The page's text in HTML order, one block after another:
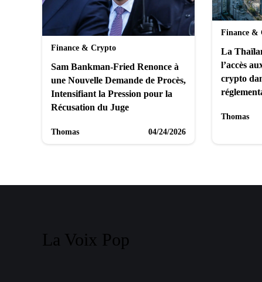
Finance & Crypto
Sam Bankman-Fried Renonce à
une Nouvelle Demande de Procès,
Intensifiant la Pression pour la
Récusation du Juge
Thomas 04/24/2026
Finance &
La
l’accès
crypto
Thomas
La Voix Pop